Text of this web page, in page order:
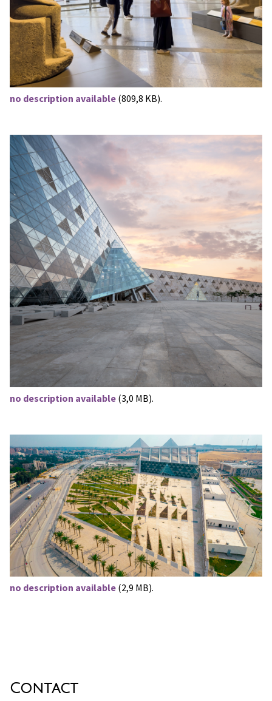
no description available (809,8 KB).
no description available (3,0 MB).
no description available (2,9 MB).
Contact